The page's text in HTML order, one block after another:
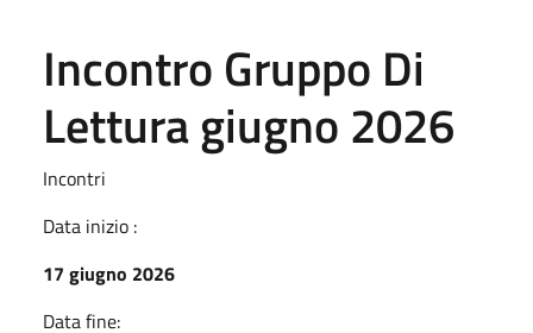
Incontro Gruppo Di
Lettura giugno 2026
Incontri
Data inizio :
17 giugno 2026
Data fine: